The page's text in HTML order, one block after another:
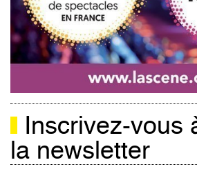
Inscrivez-vous
la newsletter